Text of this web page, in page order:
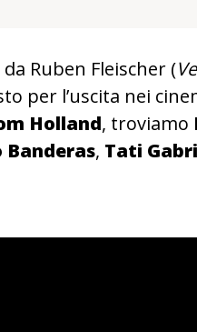
Ruben Fleischer (
per l’uscita nei
Holland, troviamo
, Tati